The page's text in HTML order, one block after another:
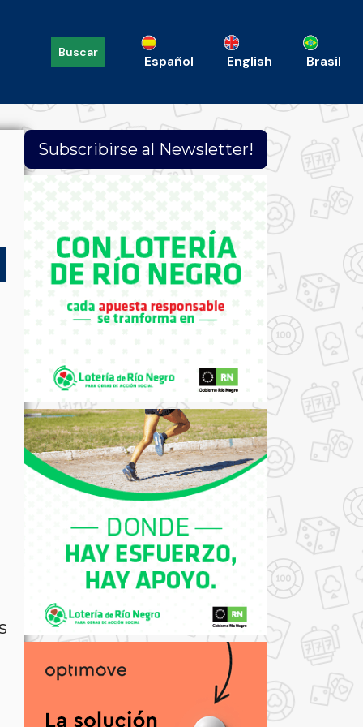
Buscar
Español English Brasil
Subscribirse al Newsletter!